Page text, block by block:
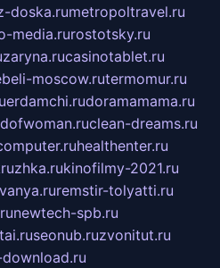
doska.rumetropoltravel.ru
media.rurostotsky.ru
zaryna.rucasinotablet.ru
moscow.rutermomur.ru
erdamchi.rudoramamama.ru
clean-dreams.ru
healthenter.ru
kinofilmy-2021.ru
remstir-tolyatti.ru
newtech-spb.ru
seonub.ruzvonitut.ru